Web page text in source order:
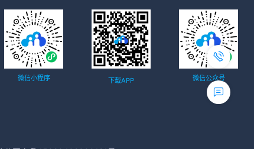
微信小程序 下载APP 微信公众号